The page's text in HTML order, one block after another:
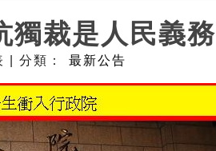
獨裁是人民義務
分類： 最新公告